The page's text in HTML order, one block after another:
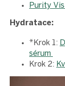
Purity
Hydratace:
*Krok 1:
sérum
Krok 2: